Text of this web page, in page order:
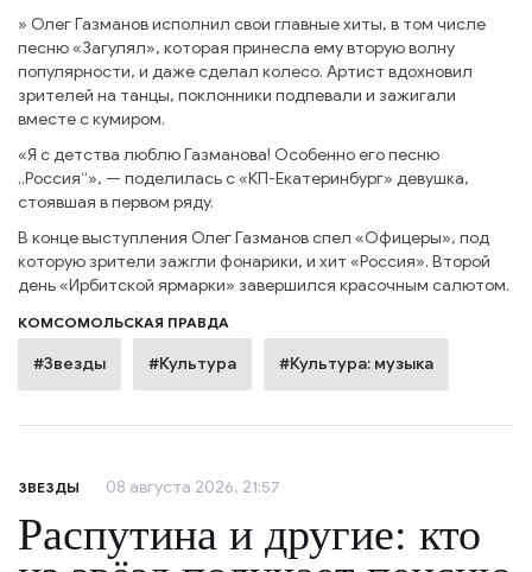
» Олег Газманов исполнил свои главные хиты, в том числе
песню «Загулял», которая принесла ему вторую волну
популярности, и даже сделал колесо. Артист вдохновил
зрителей на танцы, поклонники подпевали и зажигали
вместе с кумиром.
«Я с детства люблю Газманова! Особенно его песню
„Россия“», — поделилась с «КП-Екатеринбург» девушка,
стоявшая в первом ряду.
В конце выступления Олег Газманов спел «Офицеры», под
которую зрители зажгли фонарики, и хит «Россия». Второй
день «Ирбитской ярмарки» завершился красочным салютом.
КОМСОМОЛЬСКАЯ ПРАВДА
#Звезды #Культура #Культура: музыка
ЗВЕЗДЫ 08 августа 2026, 21:57
Распутина и другие: кто